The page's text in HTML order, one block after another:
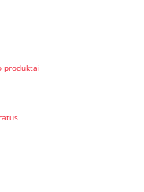
produktai